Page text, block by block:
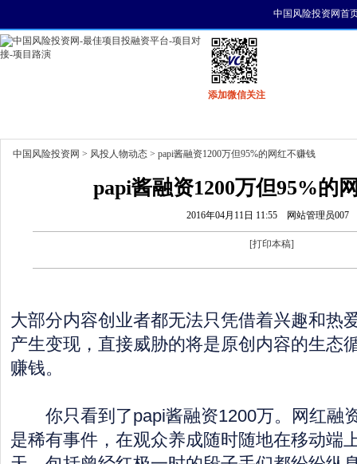
中国风险投资网首
添加微信关注
中国风险投资网 > 风投人物动态 > papi酱融资1200万但95%的网红不赚钱
papi酱融资1200万但95%的
2016年04月11日 11:55 网站管理员007
[打印本稿]
大部分内容创业者都无法只凭借着兴趣和热
产生变现，直接威胁的将是原创内容的生态
赚钱。
你只看到了papi酱融资1200万。网红融
是稀有事件，在观众养成随时随地在移动端